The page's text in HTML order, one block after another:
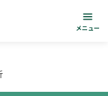
メニュー